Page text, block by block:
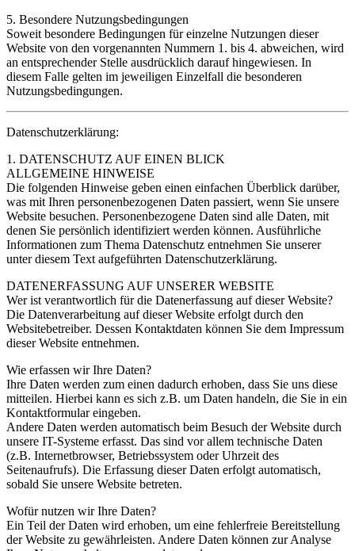
5. Besondere Nutzungsbedingungen
Soweit besondere Bedingungen für einzelne Nutzungen dieser
Website von den vorgenannten Nummern 1. bis 4. abweichen, wird
an entsprechender Stelle ausdrücklich darauf hingewiesen. In
diesem Falle gelten im jeweiligen Einzelfall die besonderen
Nutzungsbedingungen.
Datenschutzerklärung:
1. DATENSCHUTZ AUF EINEN BLICK
ALLGEMEINE HINWEISE
Die folgenden Hinweise geben einen einfachen Überblick darüber,
was mit Ihren personenbezogenen Daten passiert, wenn Sie unsere
Website besuchen. Personenbezogene Daten sind alle Daten, mit
denen Sie persönlich identifiziert werden können. Ausführliche
Informationen zum Thema Datenschutz entnehmen Sie unserer
unter diesem Text aufgeführten Datenschutzerklärung.
DATENERFASSUNG AUF UNSERER WEBSITE
Wer ist verantwortlich für die Datenerfassung auf dieser Website?
Die Datenverarbeitung auf dieser Website erfolgt durch den
Websitebetreiber. Dessen Kontaktdaten können Sie dem Impressum
dieser Website entnehmen.
Wie erfassen wir Ihre Daten?
Ihre Daten werden zum einen dadurch erhoben, dass Sie uns diese
mitteilen. Hierbei kann es sich z.B. um Daten handeln, die Sie in ein
Kontaktformular eingeben.
Andere Daten werden automatisch beim Besuch der Website durch
unsere IT-Systeme erfasst. Das sind vor allem technische Daten
(z.B. Internetbrowser, Betriebssystem oder Uhrzeit des
Seitenaufrufs). Die Erfassung dieser Daten erfolgt automatisch,
sobald Sie unsere Website betreten.
Wofür nutzen wir Ihre Daten?
Ein Teil der Daten wird erhoben, um eine fehlerfreie Bereitstellung
der Website zu gewährleisten. Andere Daten können zur Analyse